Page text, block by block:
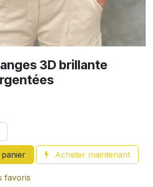
3D brillante
Acheter maintenant
favoris